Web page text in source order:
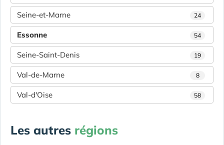
Seine-et-Marne 24
Essonne 54
Seine-Saint-Denis 19
Val-de-Marne 8
Val-d'Oise 58
Les autres régions